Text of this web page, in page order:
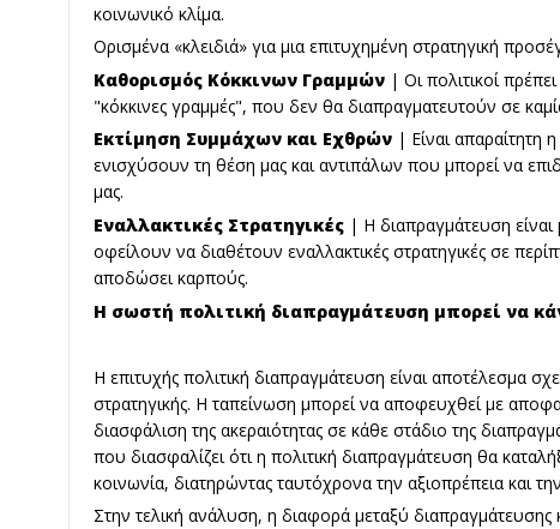
κοινωνικό κλίμα.
Ορισμένα «κλειδιά» για μια επιτυχημένη στρατηγική
Καθορισμός Κόκκινων Γραμμών | Οι πολιτικοί
"κόκκινες γραμμές", που δεν θα διαπραγματευτούν σε
Εκτίμηση Συμμάχων και Εχθρών | Είναι
ενισχύσουν τη θέση μας και αντιπάλων που μπορεί να
μας.
Εναλλακτικές Στρατηγικές | Η διαπραγμάτευση είναι
οφείλουν να διαθέτουν εναλλακτικές στρατηγικές σε
αποδώσει καρπούς.
Η σωστή πολιτική διαπραγμάτευση μπορεί να
Η επιτυχής πολιτική διαπραγμάτευση είναι αποτέλεσμα
στρατηγικής. Η ταπείνωση μπορεί να αποφευχθεί με
διασφάλιση της ακεραιότητας σε κάθε στάδιο της
που διασφαλίζει ότι η πολιτική διαπραγμάτευση θα
κοινωνία, διατηρώντας ταυτόχρονα την αξιοπρέπεια και
Στην τελική ανάλυση, η διαφορά μεταξύ διαπραγμάτευσης